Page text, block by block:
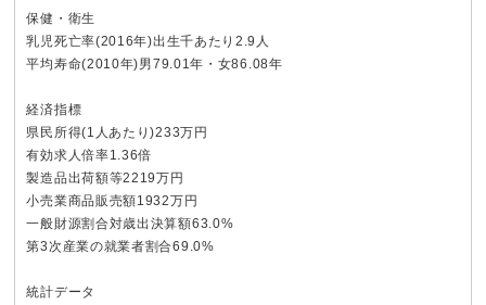
保健・衛生
乳児死亡率(2016年)出生千あたり2.9人
平均寿命(2010年)男79.01年・女86.08年
経済指標
県民所得(1人あたり)233万円
有効求人倍率1.36倍
製造品出荷額等2219万円
小売業商品販売額1932万円
一般財源割合対歳出決算額63.0%
第3次産業の就業者割合69.0%
統計データ